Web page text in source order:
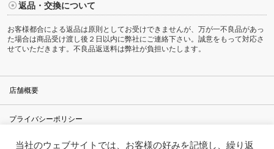
返品・交換について
お客様都合による返品は原則としてお受けできませんが、万が一不良品があっ
た場合は商品受け渡し後２日以内に弊社にご連絡下さい。誠意をもって対応さ
せていただきます。不良品返送料は弊社が負担いたします。
店舗概要
プライバシーポリシー
当社のウェブサイトでは、お客様の好みを記憶し、繰り返